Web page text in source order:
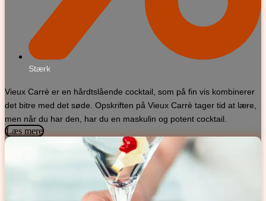
Stærk
Vieux Carrè er en hårdtslående cocktail, som på fin vis kombinerer
det bitre med det søde. Opskriften på Vieux Carrè tager tid at lære,
men når du har den, har du en maskulin og potent cocktail.
Læs mere